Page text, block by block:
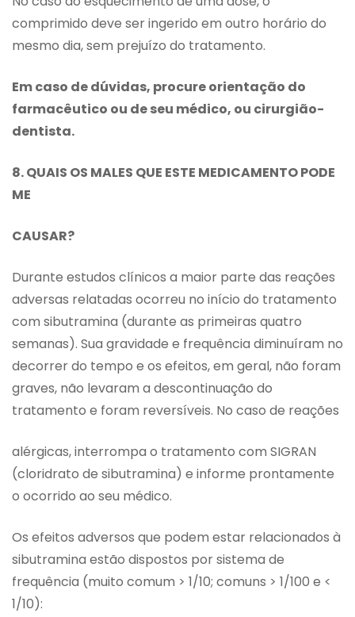
comprimido deve ser ingerido em outro horário do
mesmo dia, sem prejuízo do tratamento.
Em caso de dúvidas, procure orientação do
farmacêutico ou de seu médico, ou cirurgião-
dentista.
8. QUAIS OS MALES QUE ESTE MEDICAMENTO PODE
ME
CAUSAR?
Durante estudos clínicos a maior parte das reações
adversas relatadas ocorreu no início do tratamento
com sibutramina (durante as primeiras quatro
semanas). Sua gravidade e frequência diminuíram no
decorrer do tempo e os efeitos, em geral, não foram
graves, não levaram a descontinuação do
tratamento e foram reversíveis. No caso de reações
alérgicas, interrompa o tratamento com SIGRAN
(cloridrato de sibutramina) e informe prontamente
o ocorrido ao seu médico.
Os efeitos adversos que podem estar relacionados à
sibutramina estão dispostos por sistema de
frequência (muito comum > 1/10; comuns > 1/100 e <
1/10):